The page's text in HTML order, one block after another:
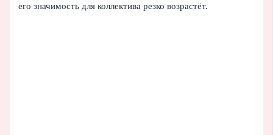
его значимость для коллектива резко возрастёт.